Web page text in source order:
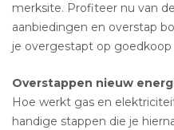
merksite. Profiteer nu van
aanbiedingen en overstap
je overgestapt op goedkoop
Overstappen nieuw
Hoe werkt gas en
handige stappen die je